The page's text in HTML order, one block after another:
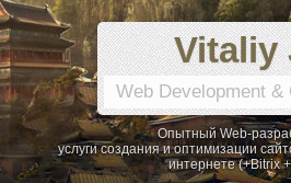
Vitaliy
Web Development &
Опытный Web-
услуги создания и оптимизации
интернете (+Bitrix